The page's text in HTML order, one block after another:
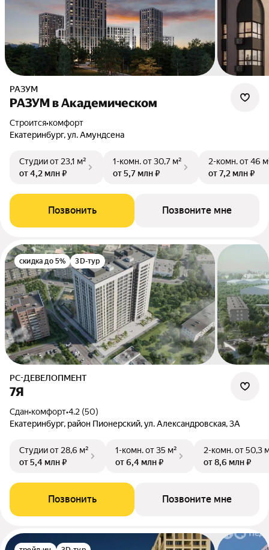
РАЗУМ
РАЗУМ в Академическом
Строится•комфорт
Екатеринбург, ул. Амундсена
Студииот 23,1 м²
от 4,2 млн ₽
1-комн.от 30,7 м²
от 5,7 млн ₽
2-комн.от 46
от 7,2 млн ₽
Позвонить Позвоните мне
скидка до 5% 3D-тур
РС-ДЕВЕЛОПМЕНТ
7Я
Сдан•комфорт•4.2 (50)
Екатеринбург, район Пионерский, ул. Александровская, 3А
Студииот 28,6 м²
от 5,4 млн ₽
1-комн.от 35 м²
от 6,4 млн ₽
2-комн.от 50,3
от 8,6 млн ₽
Позвонить Позвоните мне